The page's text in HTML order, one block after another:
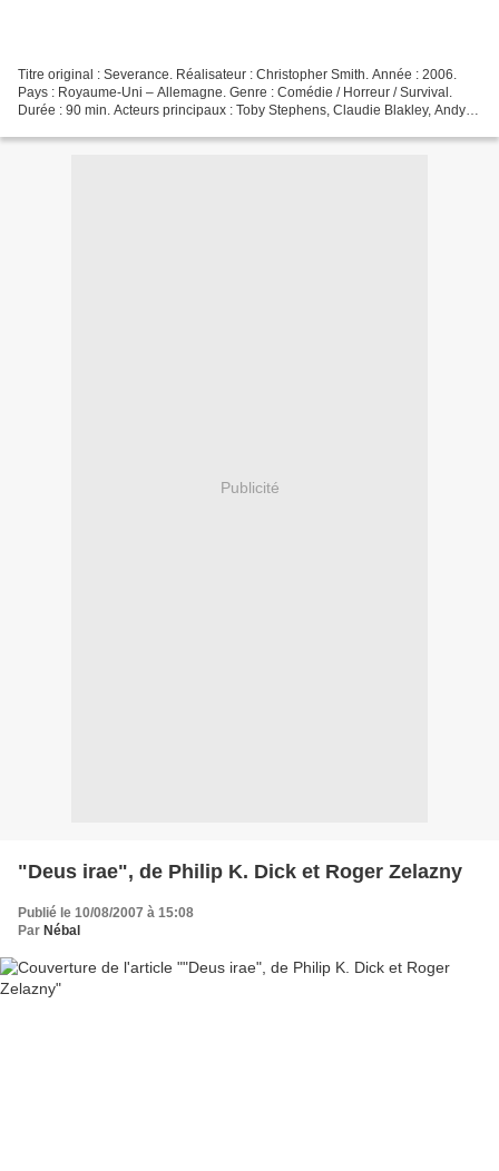
Titre original : Severance. Réalisateur : Christopher Smith. Année : 2006.
Pays : Royaume-Uni – Allemagne. Genre : Comédie / Horreur / Survival.
Durée : 90 min. Acteurs principaux : Toby Stephens, Claudie Blakley, Andy
Publicité
"Deus irae", de Philip K. Dick et Roger Zelazny
Publié le 10/08/2007 à 15:08
Par Nébal